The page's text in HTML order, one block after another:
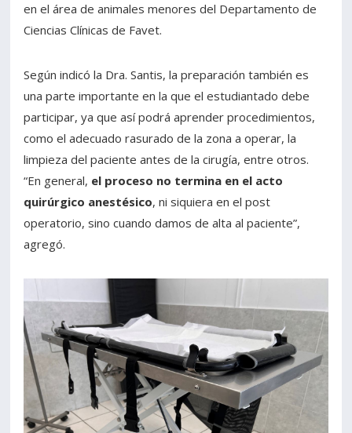
en el área de animales menores del Departamento de
Ciencias Clínicas de Favet.
Según indicó la Dra. Santis, la preparación también es
una parte importante en la que el estudiantado debe
participar, ya que así podrá aprender procedimientos,
como el adecuado rasurado de la zona a operar, la
limpieza del paciente antes de la cirugía, entre otros.
“En general, el proceso no termina en el acto
quirúrgico anestésico, ni siquiera en el post
operatorio, sino cuando damos de alta al paciente”,
agregó.